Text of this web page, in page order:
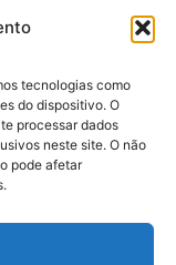
tecnologias como
do dispositivo. O
processar dados
neste site. O não
pode afetar
Catarina e